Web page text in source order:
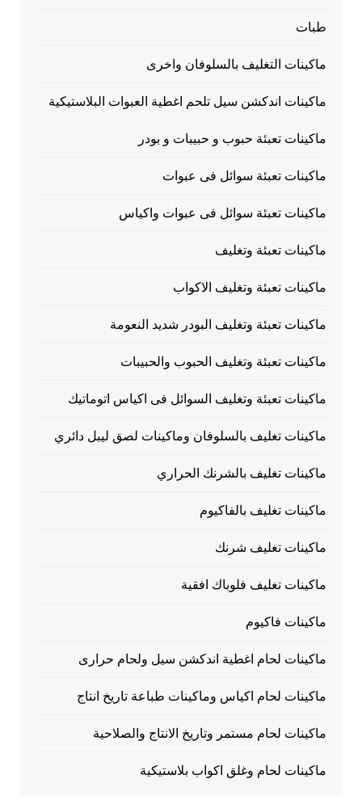
طبات
ماكينات التغليف بالسلوفان واخرى
ماكينات اندكشن سيل تلحم اغطية العبوات البلاستيكية
ماكينات تعبئة حبوب و حبيبات و بودر
ماكينات تعبئة سوائل فى عبوات
ماكينات تعبئة سوائل فى عبوات واكياس
ماكينات تعبئة وتغليف
ماكينات تعبئة وتغليف الاكواب
ماكينات تعبئة وتغليف البودر شديد النعومة
ماكينات تعبئة وتغليف الحبوب والحبيبات
ماكينات تعبئة وتغليف السوائل فى اكياس اتوماتيك
ماكينات تغليف بالسلوفان وماكينات لصق ليبل دائري
ماكينات تغليف بالشرنك الحراري
ماكينات تغليف بالفاكيوم
ماكينات تغليف شرنك
ماكينات تغليف فلوباك افقية
ماكينات فاكيوم
ماكينات لحام اغطية اندكشن سيل ولحام حرارى
ماكينات لحام اكياس وماكينات طباعة تاريخ انتاج
ماكينات لحام مستمر وتاريخ الانتاج والصلاحية
ماكينات لحام وغلق اكواب بلاستيكية